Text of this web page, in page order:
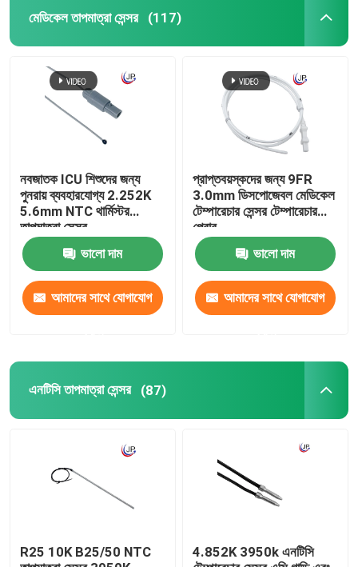
মেডিকেল তাপমাত্রা সেন্সর (117)
নবজাতক ICU শিশুদের জন্য
পুনরায় ব্যবহারযোগ্য 2.252K
5.6mm NTC থার্মিস্টর
তাপমাত্রা সেন্সর
ভালো দাম
আমাদের সাথে যোগাযোগ
প্রাপ্তবয়স্কদের জন্য 9FR
3.0mm ডিসপোজেবল মেডিকেল
টেম্পারেচার সেন্সর টেম্পারেচার
প্রোব
ভালো দাম
আমাদের সাথে যোগাযোগ
এনটিসি তাপমাত্রা সেন্সর (87)
R25 10K B25/50 NTC
4.852K 3950k এনটিসি